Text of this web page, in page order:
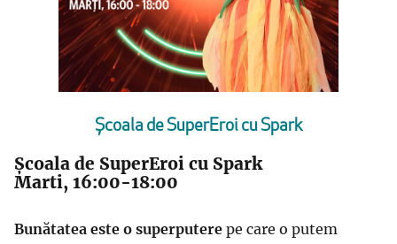
Școala de SuperEroi cu Spark
Școala de SuperEroi cu Spark
Marti, 16:00-18:00
Bunătatea este o superputere pe care o putem